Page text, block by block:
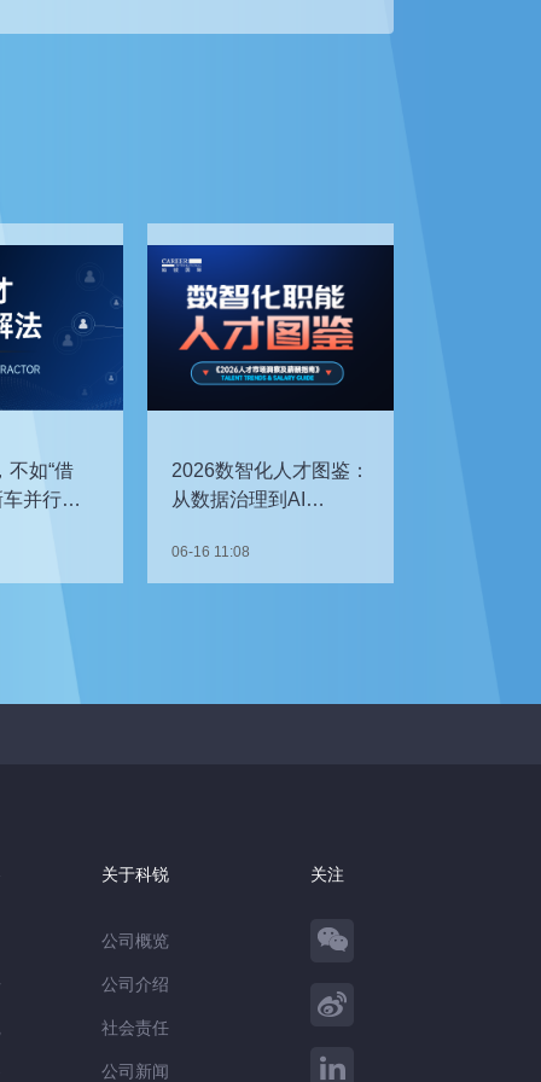
不如“借
并行开
2026数智化人才图鉴：
从数据治理到AI
06-16 11:08
关于科锐
公司概览
公司介绍
社会责任
公司新闻
关注